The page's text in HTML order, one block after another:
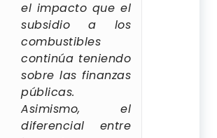
el impacto que el
subsidio a los
combustibles
continúa teniendo
sobre las finanzas
públicas.
Asimismo, el
diferencial entre